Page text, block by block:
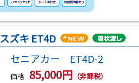
スズキ ET4D
セニアカー ET4D-2
価格 85,000円 （非課税）